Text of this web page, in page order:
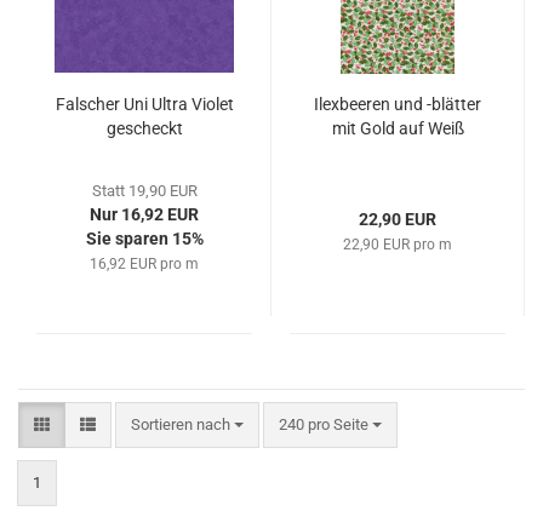
Falscher Uni Ultra Violet
gescheckt
Statt 19,90 EUR
Nur 16,92 EUR
Sie sparen 15%
16,92 EUR pro m
Ilexbeeren und -blätter
mit Gold auf Weiß
22,90 EUR
22,90 EUR pro m
Sortieren nach
Sortieren nach 240 pro Seite
pro Seite
1